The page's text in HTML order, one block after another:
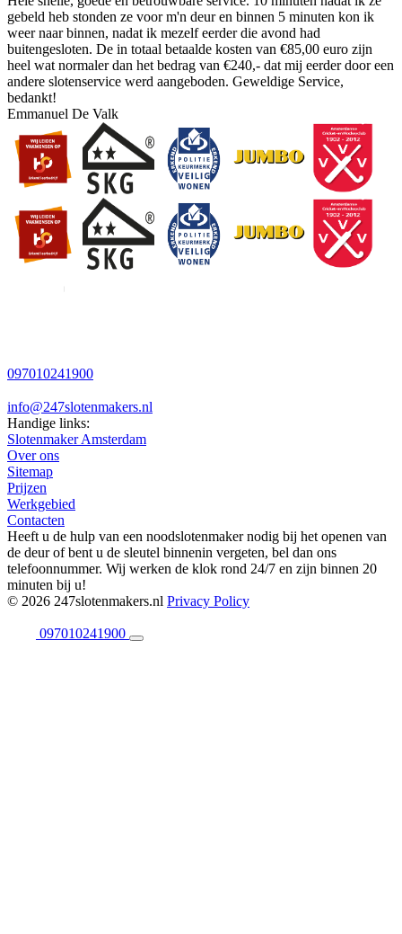
gebeld heb stonden ze voor m'n deur en binnen 5 minuten kon ik
weer naar binnen, nadat ik mezelf eerder die avond had
buitengesloten. De in totaal betaalde kosten van €85,00 euro zijn
heel wat normaler dan het bedrag van €240,- dat mij eerder door een
andere slotenservice werd aangeboden. Geweldige Service,
bedankt!
Emmanuel De Valk
097010241900
info@247slotenmakers.nl
Handige links:
Slotenmaker Amsterdam
Over ons
Sitemap
Prijzen
Werkgebied
Contacten
Heeft u de hulp van een noodslotenmaker nodig bij het openen van
de deur of bent u de sleutel binnenin vergeten, bel dan ons
telefoonnummer. Wij werken de klok rond 24/7 en zijn binnen 20
minuten bij u!
© 2026 247slotenmakers.nl Privacy Policy
097010241900